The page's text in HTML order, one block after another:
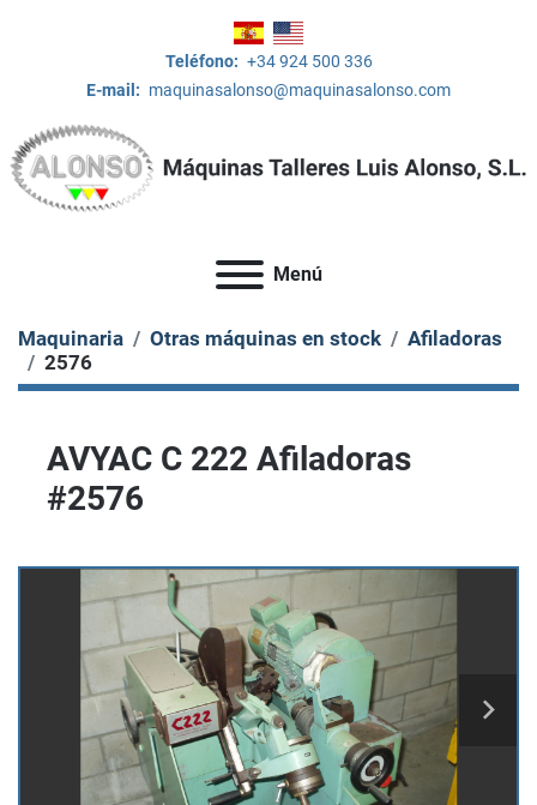
Teléfono: +34 924 500 336
E-mail: maquinasalonso@maquinasalonso.com
Menú
Maquinaria Otras máquinas en stock
Afiladoras
2576
AVYAC C 222 Afiladoras
#2576